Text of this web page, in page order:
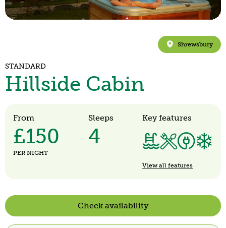
STANDARD
Hillside Cabin
Shrewsbury
From
£150
PER NIGHT
Sleeps
4
Key features
View all features
Check availability